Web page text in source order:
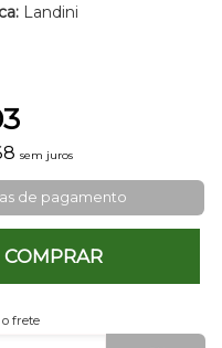
Landini
sem juros
de pagamento
COMPRAR
frete